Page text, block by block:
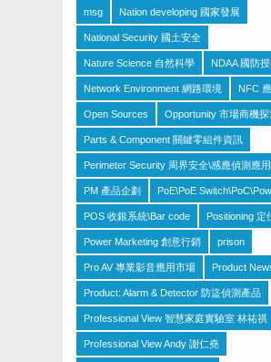
msg Nation developing 國家發展
National Security 國土安全
Nature Science 自然科學 NDAA 國防
Network Environment 網路環境 NFC
Open Sources Opportunity 市場商機探
Parts & Component 關鍵零組件資訊
Perimeter Security 周界安全\感應偵測應
PM 產品企劃 PoE\PoE
POS 收銀系統\Bar code Positioning 定
Power Marketing 創意行銷 prison
Pro AV 專業影音應用市場 Product
Product: Alarm & Detector 防盜偵測產品
Professional View 智慧家庭實驗室 林祐祺
Professional View Andy 謝仁堯